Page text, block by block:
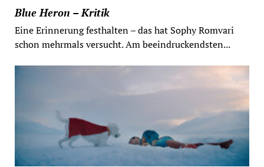
Blue Heron – Kritik
Eine Erinnerung festhalten – das hat Sophy Romvari
schon mehrmals versucht. Am beeindruckendsten...